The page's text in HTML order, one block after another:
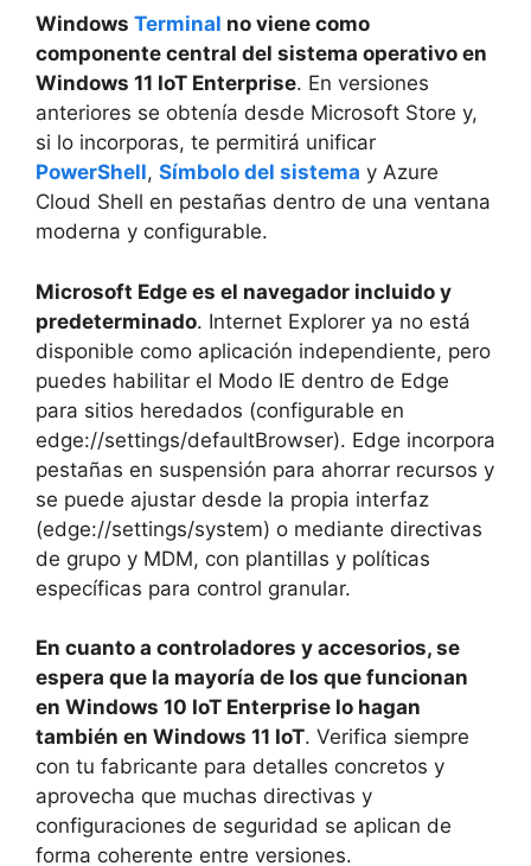
Windows Terminal no viene como
componente central del sistema operativo en
Windows 11 IoT Enterprise. En versiones
anteriores se obtenía desde Microsoft Store y,
si lo incorporas, te permitirá unificar
PowerShell, Símbolo del sistema y Azure
Cloud Shell en pestañas dentro de una ventana
moderna y configurable.
Microsoft Edge es el navegador incluido y
predeterminado. Internet Explorer ya no está
disponible como aplicación independiente, pero
puedes habilitar el Modo IE dentro de Edge
para sitios heredados (configurable en
edge://settings/defaultBrowser). Edge incorpora
pestañas en suspensión para ahorrar recursos y
se puede ajustar desde la propia interfaz
(edge://settings/system) o mediante directivas
de grupo y MDM, con plantillas y políticas
específicas para control granular.
En cuanto a controladores y accesorios, se
espera que la mayoría de los que funcionan
en Windows 10 IoT Enterprise lo hagan
también en Windows 11 IoT. Verifica siempre
con tu fabricante para detalles concretos y
aprovecha que muchas directivas y
configuraciones de seguridad se aplican de
forma coherente entre versiones.